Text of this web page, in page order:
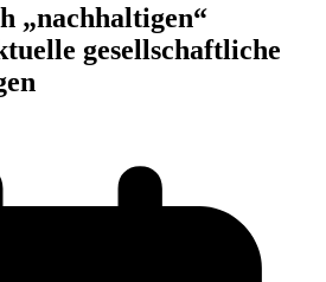
„nachhaltigen“
gesellschaftliche